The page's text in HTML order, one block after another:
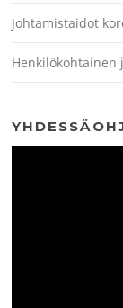
Johtamistaidot
Henkilökohtainen